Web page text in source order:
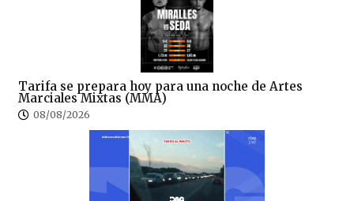
Tarifa se prepara hoy para una noche de Artes
Marciales Mixtas (MMA)
08/08/2026